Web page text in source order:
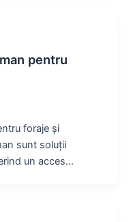
pentru
foraje și
sunt soluții
un acces…